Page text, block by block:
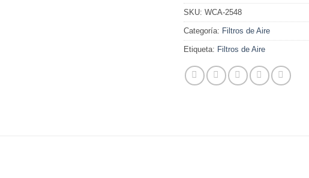
SKU: WCA-2548
Categoría: Filtros de Aire
Etiqueta: Filtros de Aire